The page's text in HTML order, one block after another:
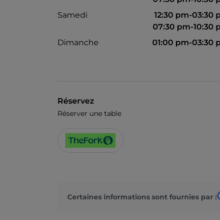
Samedi
12:30 pm-03:30
07:30 pm-10:30
Dimanche
01:00 pm-03:30
Réservez
Réserver une table
Certaines informations sont fournies par :